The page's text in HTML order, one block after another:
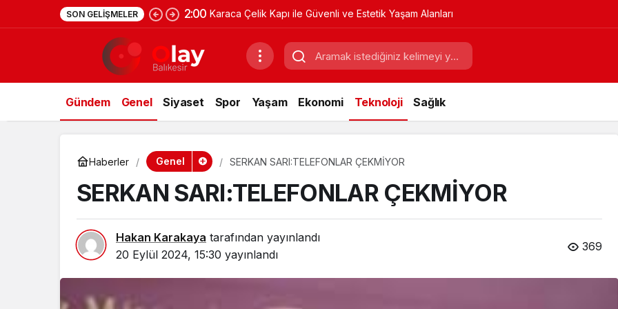
SON GELIŞMELER 2:00 Karaca Çelik Kapı ile Güvenli ve Estetik Yaşam Alanları
Gündem Genel Siyaset Spor Yaşam Ekonomi Teknoloji Sağlık
Haberler Genel SERKAN SARI:TELEFONLAR ÇEKMİYOR
SERKAN SARI:TELEFONLAR ÇEKMİYOR
Hakan Karakaya tarafından yayınlandı
20 Eylül 2024, 15:30 yayınlandı
369